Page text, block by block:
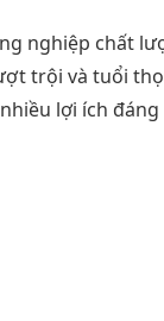
nghiệp chất
trội và tuổi
lợi ích